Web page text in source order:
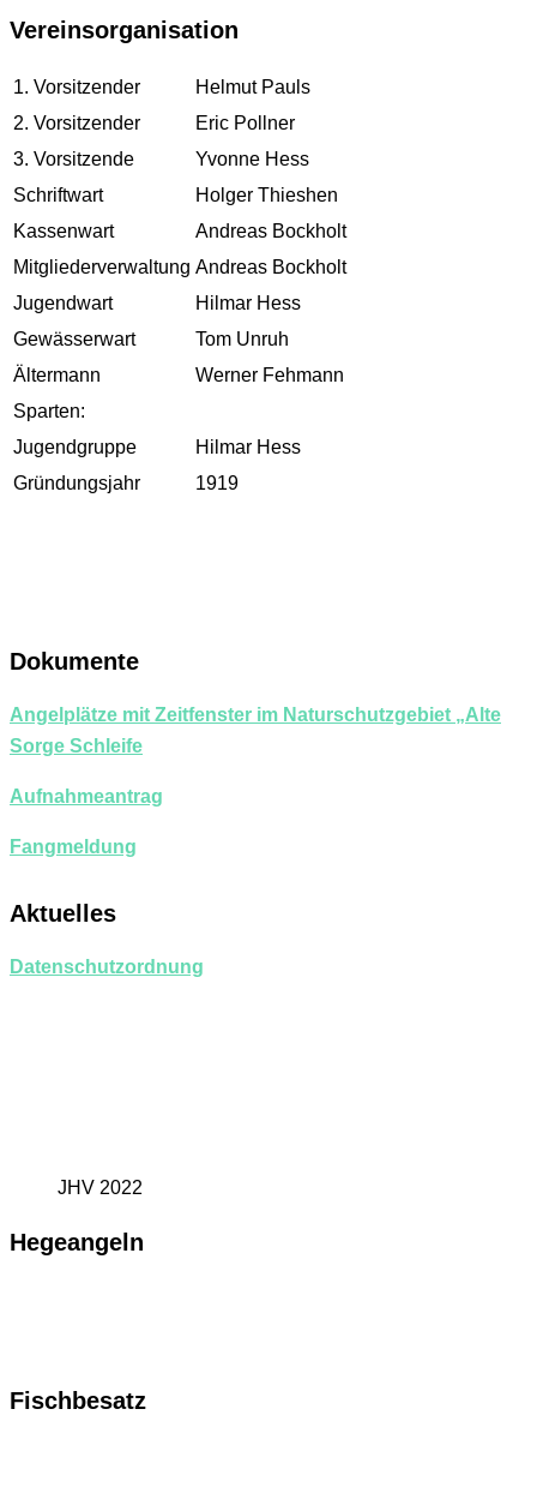
Vereinsorganisation
1. Vorsitzender
Helmut Pauls
2. Vorsitzender
Eric Pollner
3. Vorsitzende
Yvonne Hess
Schriftwart
Holger Thieshen
Kassenwart
Andreas Bockholt
Mitgliederverwaltung Andreas Bockholt
Jugendwart
Hilmar Hess
Gewässerwart
Tom Unruh
Ältermann
Werner Fehmann
Sparten:
Jugendgruppe
Hilmar Hess
Gründungsjahr
1919
Dokumente
Angelplätze mit Zeitfenster im Naturschutzgebiet „Alte
Sorge Schleife
Aufnahmeantrag
Fangmeldung
Aktuelles
Datenschutzordnung
JHV 2022
Hegeangeln
Fischbesatz